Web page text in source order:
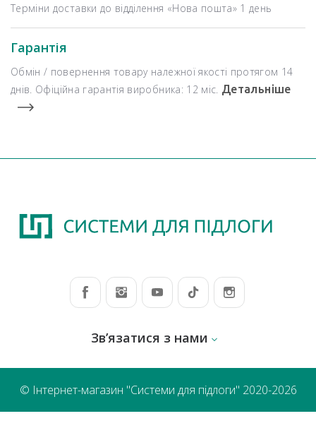
Терміни доставки до відділення «Нова пошта» 1 день
Гарантія
Обмін / повернення товару належної якості протягом 14
днів. Офіційна гарантія виробника: 12 міс. Детальніше
Зв’язатися з нами
© Інтернет-магазин "Системи для підлоги" 2020-2026